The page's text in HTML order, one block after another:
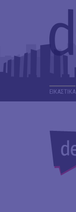
ΕΙΚΑΣΤΙΚΑ